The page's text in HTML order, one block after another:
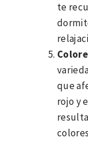
te
que
rojo y